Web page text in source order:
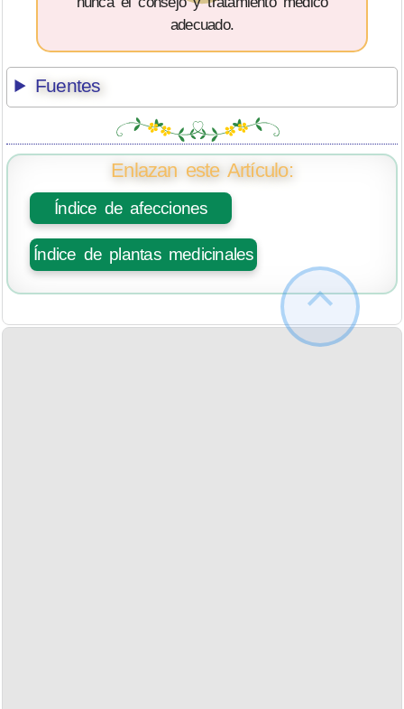
adecuado.
Fuentes
Enlazan este Artículo:
Índice de afecciones
Índice de plantas medicinales